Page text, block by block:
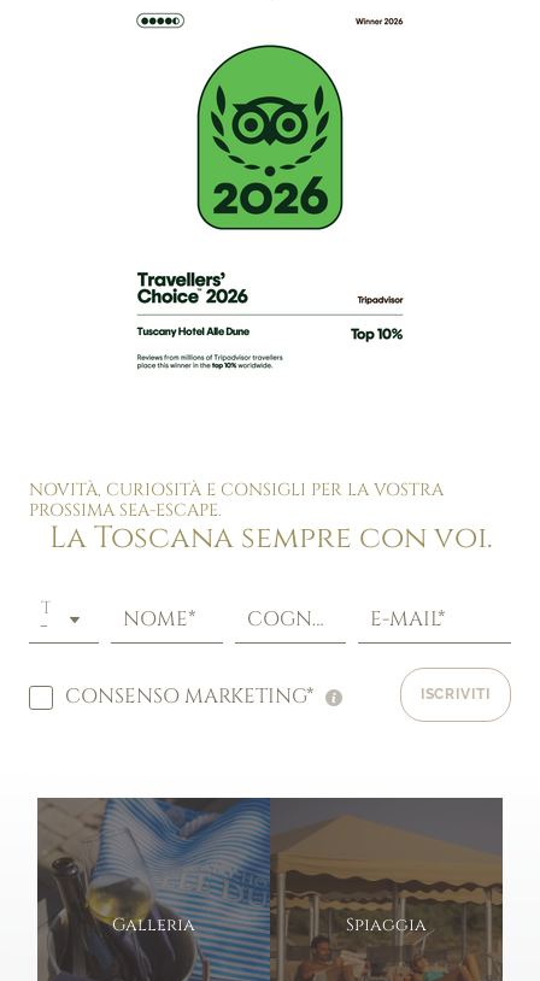
NOVITÀ, CURIOSITÀ E CONSIGLI PER LA VOSTRA
PROSSIMA SEA-ESCAPE.
La Toscana sempre con voi.
NOME* COGNOME* E-MAIL*
CONSENSO MARKETING* ISCRIVITI
Galleria Spiaggia